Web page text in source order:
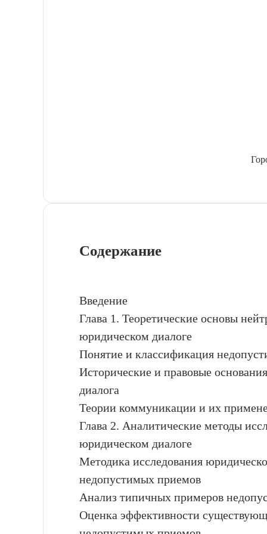
Содержание
Введение
Глава 1. Теоретические основы
юридическом диалоге
Понятие и классификация
Исторические и правовые
диалога
Теории коммуникации и их
Глава 2. Аналитические методы
юридическом диалоге
Методика исследования
недопустимых приемов
Анализ типичных примеров
Оценка эффективности